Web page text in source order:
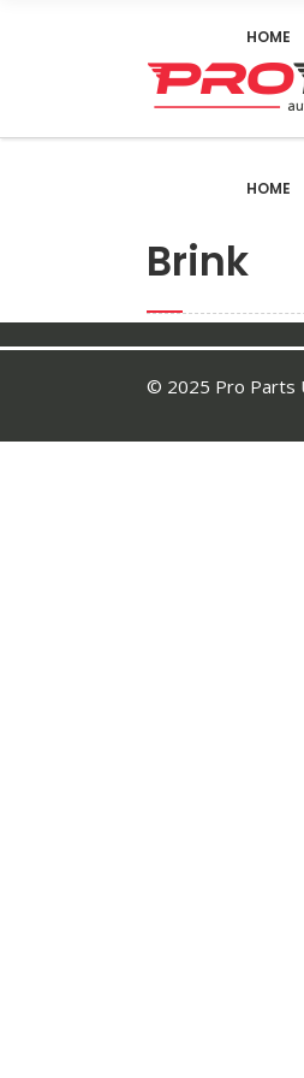
HOME
HOME
Brink
© 2025 Pro Parts